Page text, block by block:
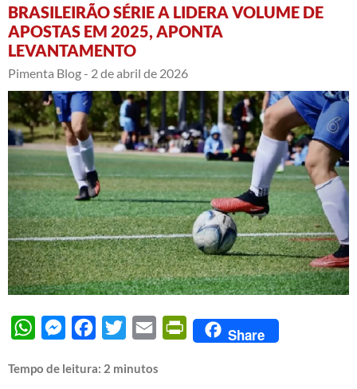
BRASILEIRÃO SÉRIE A LIDERA VOLUME DE
APOSTAS EM 2025, APONTA
LEVANTAMENTO
Pimenta Blog - 2 de abril de 2026
WhatsAppMessengerFacebook
Twitter Email PrintFriendly
Share
Tempo de leitura: 2 minutos